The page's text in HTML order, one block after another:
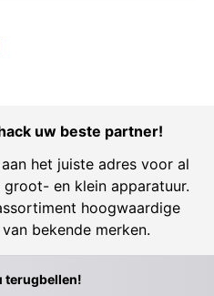
uw beste partner!
het juiste adres voor al
en klein apparatuur.
hoogwaardige
bekende merken.
terugbellen!